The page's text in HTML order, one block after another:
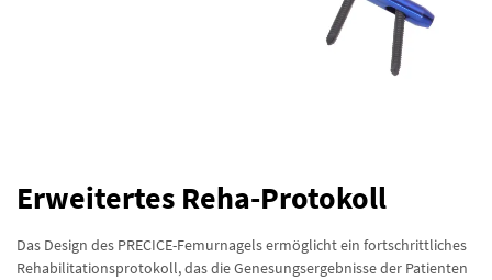
Erweitertes Reha-Protokoll
Das Design des PRECICE-Femurnagels ermöglicht ein fortschrittliches
Rehabilitationsprotokoll, das die Genesungsergebnisse der Patienten